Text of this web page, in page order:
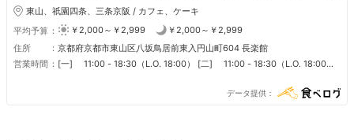
東山、祇園四条、三条京阪 / カフェ、ケーキ
平均予算
￥2,000～￥2,999
￥2,000～￥2,999
住所
京都府京都市東山区八坂鳥居前東入円山町604 長楽館
営業時間
[一] 11:00 - 18:30（L.O. 18:00） [二] 11:00 - 18:30（L.O. 18:00）
[五] 11:00 - 18:30（L.O. 18:00） [六] 11:00 - 18:30（L.O. 18:00）
データ提供